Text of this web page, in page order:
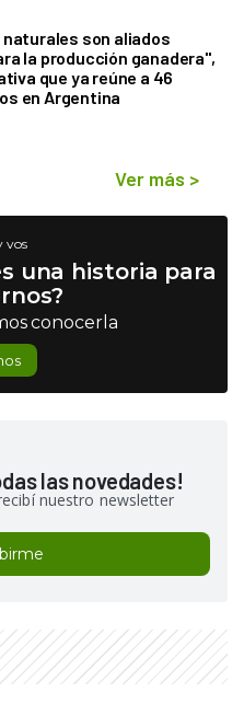
son aliados
la producción ganadera",
que ya reúne a 46
en Argentina
Ver más >
vos
una historia para
conocerla
las novedades!
nuestro newsletter